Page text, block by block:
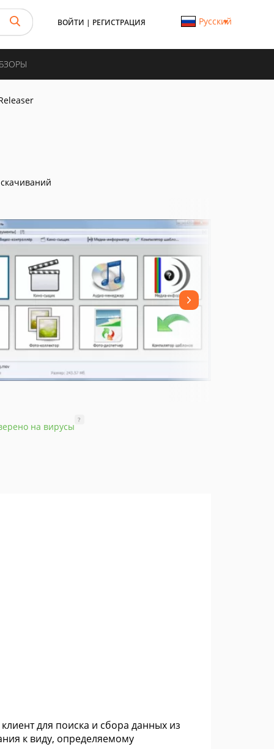
ВОЙТИ | РЕГИСТРАЦИЯ Русский
на вирусы
?
для поиска и сбора данных из
к виду, определяемому